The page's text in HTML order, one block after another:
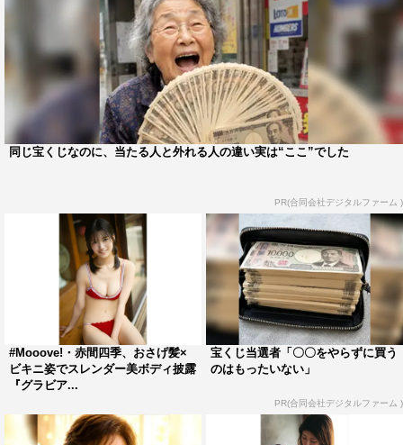
同じ宝くじなのに、当たる人と外れる人の違い実は“ここ”でした
PR(合同会社デジタルファーム )
#Mooove!・赤間四季、おさげ髪×
ビキニ姿でスレンダー美ボディ披露
『グラビア...
宝くじ当選者「〇〇をやらずに買う
のはもったいない」
PR(合同会社デジタルファーム )